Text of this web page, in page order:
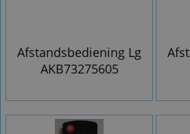
Afstandsbediening Lg
AKB73275605